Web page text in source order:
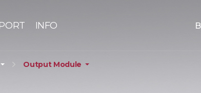
INFO
Output Module